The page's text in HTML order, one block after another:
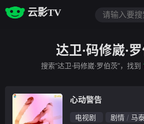
云影TV
达卫·码修崴·
搜索“达卫·码修崴·罗伯茨”，找到
心动警告
电视剧 剧情 马